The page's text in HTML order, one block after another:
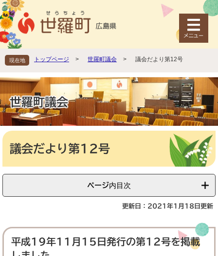
ペ
ー
ジ
の
頭
で
す
メ
ニ
ュ
ー
飛
ば
し
文
現在地 トップページ > 世羅町議会 > 議会だより第12号
世羅町議会
本
議会だより第12号
ページ内目次
更新日：2021年1月18日更新
平成19年11月15日発行の第12号を掲載